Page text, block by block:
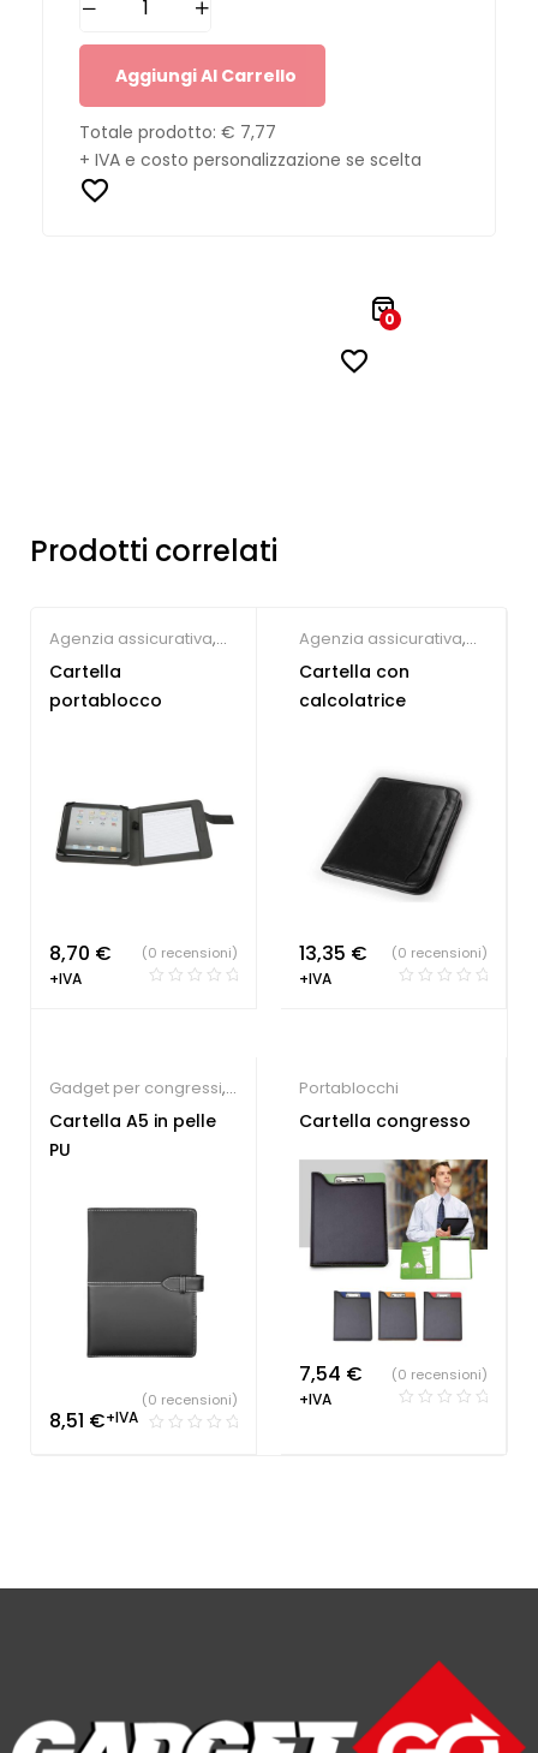
Aggiungi Al Carrello
Totale prodotto: € 7,77
+ IVA e costo personalizzazione se scelta
0
Prodotti correlati
Agenzia assicurativa,
Gadget per congressi
Gadget per eventi
Portablocchi
Cartella
portablocco
8,70 €
+IVA
(0 recensioni)
Agenzia assicurativa,
Gadget per congressi
Sindacati Portablocchi
Cartella con
calcolatrice
13,35 €
+IVA
(0 recensioni)
Gadget per congressi,
Portablocchi
Cartella A5 in pelle
PU
8,51 €+IVA
(0 recensioni)
Portablocchi
Cartella congresso
7,54 €
+IVA
(0 recensioni)